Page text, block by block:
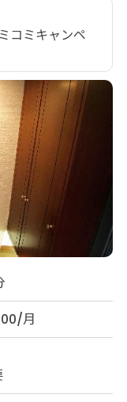
コミキャンペ
月